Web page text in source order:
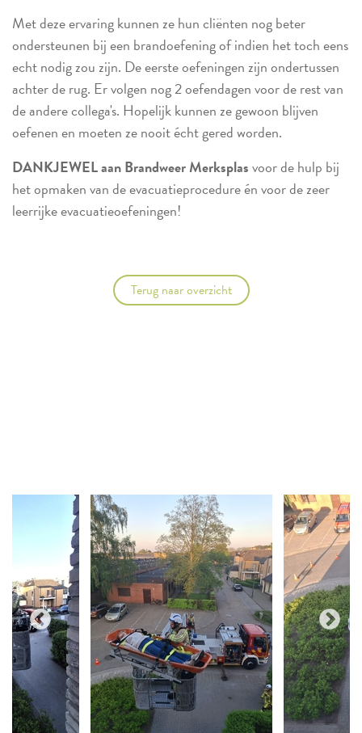
Met deze ervaring kunnen ze hun cliënten nog beter
ondersteunen bij een brandoefening of indien het toch eens
echt nodig zou zijn. De eerste oefeningen zijn ondertussen
achter de rug. Er volgen nog 2 oefendagen voor de rest van
de andere collega's. Hopelijk kunnen ze gewoon blijven
oefenen en moeten ze nooit écht gered worden.
DANKJEWEL aan Brandweer Merksplasvoor de hulp bij
het opmaken van de evacuatieprocedure én voor de zeer
leerrijke evacuatieoefeningen!
Terug naar overzicht